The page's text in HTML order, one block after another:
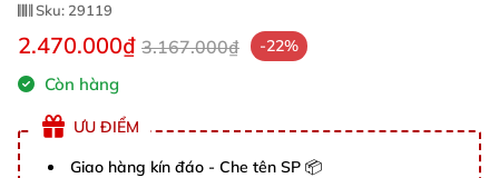
Sku: 29119
2.470.000₫ 3.167.000₫ -22%
Còn hàng
ƯU ĐIỂM
Giao hàng kín đáo - Che tên SP 📦